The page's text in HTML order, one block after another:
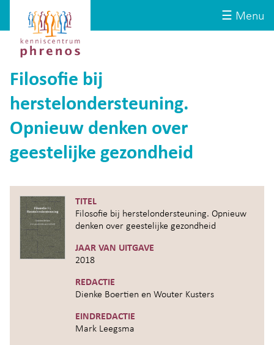
☰ Menu
Kenniscentrum
Phrenos
website
Filosofie bij
herstelondersteuning.
Opnieuw denken over
geestelijke gezondheid
TITEL
Filosofie bij herstelondersteuning. Opnieuw
denken over geestelijke gezondheid
JAAR VAN UITGAVE
2018
REDACTIE
Dienke Boertien en Wouter Kusters
EINDREDACTIE
Mark Leegsma